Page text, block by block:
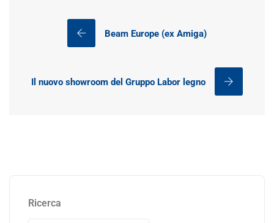
Beam Europe (ex Amiga)
Il nuovo showroom del Gruppo Labor legno
Ricerca